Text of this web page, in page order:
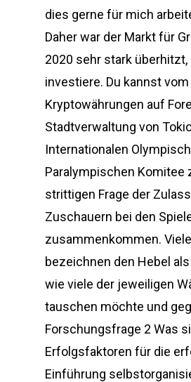
dies gerne für mich
Daher war der Markt für
2020 sehr stark
investiere. Du kannst
Kryptowährungen auf
Stadtverwaltung von
Internationalen
Paralympischen Komitee
strittigen Frage der
Zuschauern bei den
zusammenkommen.
bezeichnen den Hebel
wie viele der jeweiligen
tauschen möchte und
Forschungsfrage 2 Was
Erfolgsfaktoren für die
Einführung